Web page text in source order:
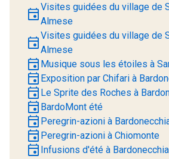
eventVisites guidées du village de
Almese
eventVisites guidées du village de
Almese
event Musique sous les étoiles à
event Exposition par Chifari à
event Le Sprite des Roches à
event BardoMont été
event Peregrin-azioni à
event Peregrin-azioni à Chiomonte
event Infusions d'été à Bardonecchia